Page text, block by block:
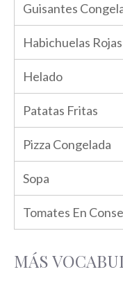
Guisantes
Habichuelas Rojas
Helado
Patatas Fritas
Pizza Congelada
Sopa
Tomates En
MÁS